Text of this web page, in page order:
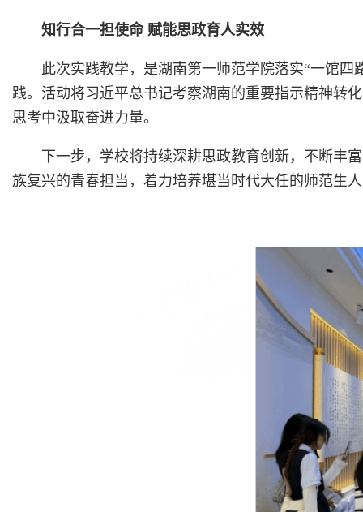
知行合一担使命 赋能思政育人实效
此次实践教学，是湖南第一师范学院落实“一馆
践。活动将习近平总书记考察湖南的重要指示精神转
思考中汲取奋进力量。
下一步，学校将持续深耕思政教育创新，不断丰
族复兴的青春担当，着力培养堪当时代大任的师范生